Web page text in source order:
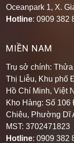
Oceanpark 1, X.
Hotline: 0909 382
MIỀN NAM
Trụ sở chính:
Thị Liễu, Khu phố
Hồ Chí Minh, Việt
Kho Hàng: Số
Chiêu, Phường Dĩ
MST: 3702471823
Hotline: 0909 382